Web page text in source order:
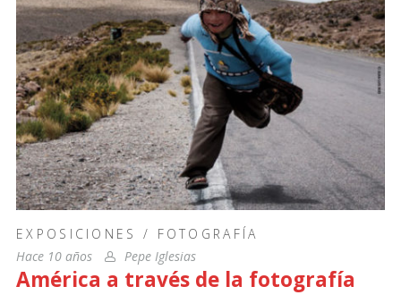
EXPOSICIONES / FOTOGRAFÍA
Hace 10 años
Pepe Iglesias
América a través de la fotografía